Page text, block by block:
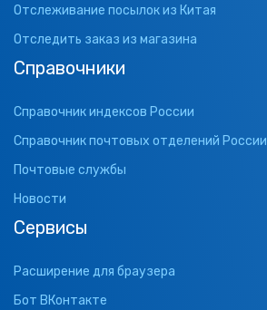
Отслеживание посылок из Китая
Отследить заказ из магазина
Справочники
Справочник индексов России
Справочник почтовых отделений России
Почтовые службы
Новости
Сервисы
Расширение для браузера
Бот ВКонтакте